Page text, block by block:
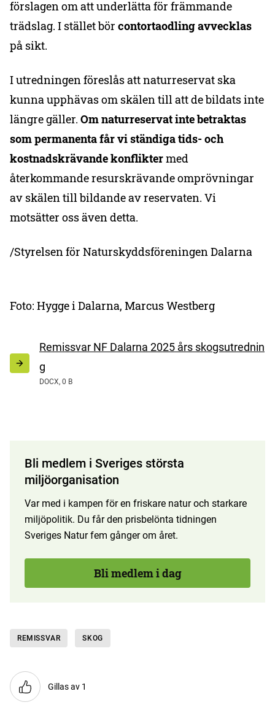
förslagen om att underlätta för främmande
trädslag. I stället bör contortaodling avvecklas
på sikt.
I utredningen föreslås att naturreservat ska
kunna upphävas om skälen till att de bildats inte
längre gäller. Om naturreservat inte betraktas
som permanenta får vi ständiga tids- och
kostnadskrävande konfliktermed
återkommande resurskrävande omprövningar
av skälen till bildande av reservaten. Vi
motsätter oss även detta.
/Styrelsen för Naturskyddsföreningen Dalarna
Foto: Hygge i Dalarna, Marcus Westberg
Remissvar NF Dalarna 2025 års skogsutrednin
g
DOCX, 0 B
Bli medlem i Sveriges största
miljöorganisation
Var med i kampen för en friskare natur och starkare
miljöpolitik. Du får den prisbelönta tidningen
Sveriges Natur fem gånger om året.
Bli medlem i dag
REMISSVAR SKOG
Gillas av 1